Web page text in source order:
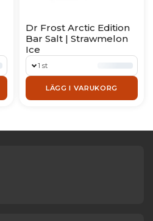
Dr Frost Arctic Edition
Bar Salt | Strawmelon
Ice
1 st
LÄGG I VARUKORG